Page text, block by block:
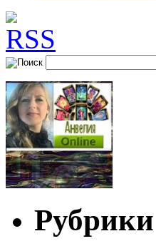
Рубрики